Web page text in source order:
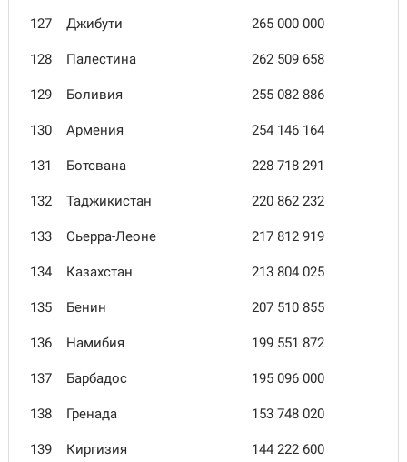
127 Джибути 265 000 000
128 Палестина 262 509 658
129 Боливия 255 082 886
130 Армения 254 146 164
131 Ботсвана 228 718 291
132 Таджикистан 220 862 232
133 Сьерра-Леоне 217 812 919
134 Казахстан 213 804 025
135 Бенин 207 510 855
136 Намибия 199 551 872
137 Барбадос 195 096 000
138 Гренада 153 748 020
139 Киргизия 144 222 600